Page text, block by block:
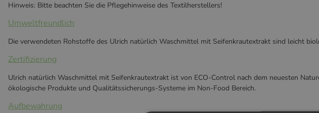
Hinweis: Bitte beachten Sie die Pflegehinweise des Textilherstellers!
Umweltfreundlich
Die verwendeten Rohstoffe des Ulrich natürlich Waschmittel mit Seifenkrautextrakt sind leicht
Zertifizierung
Ulrich natürlich Waschmittel mit Seifenkrautextrakt ist von ECO-Control nach dem neuesten
ökologische Produkte und Qualitätssicherungs-Systeme im Non-Food Bereich.
Aufbewahrung